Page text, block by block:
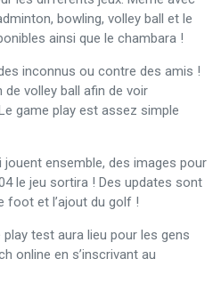
bowling, volley ball et le
ainsi que le chambara !
inconnus ou contre des amis !
volley ball afin de voir
game play est assez simple
jouent ensemble, des images pour
le jeu sortira ! Des updates sont
foot et l’ajout du golf !
test aura lieu pour les gens
online en s’inscrivant au